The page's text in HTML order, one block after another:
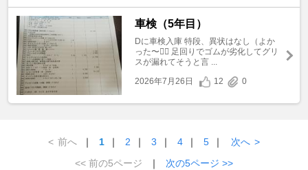
車検（5年目）
Dに車検入庫 特段、異状はなし（よか
った〜😮‍💨 足回りでゴムが劣化してグリ
スが漏れてそうと言 ...
2026年7月26日
12 0
< 前へ ｜ 1 ｜ 2 ｜ 3 ｜ 4 ｜ 5 ｜ 次へ >
<< 前の5ページ
｜ 次の5ページ >>